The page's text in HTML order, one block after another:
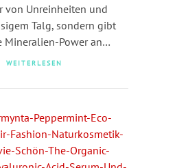
von Unreinheiten und
Talg, sondern gibt
Mineralien-Power an…
WEITERLESEN